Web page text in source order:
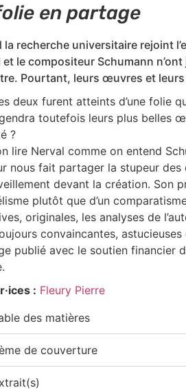
en partage
la recherche universitaire rejoint
et le compositeur Schumann
Pourtant, leurs œuvres et
deux furent atteints d’une folie
toutefois leurs plus belles
?
lire Nerval comme on entend
nous fait partager la stupeur
devant la création. Son
plutôt que d’un
originales, les analyses de
convaincantes, astucieuses
publié avec le soutien financier
: Fleury Pierre
des matières
de couverture